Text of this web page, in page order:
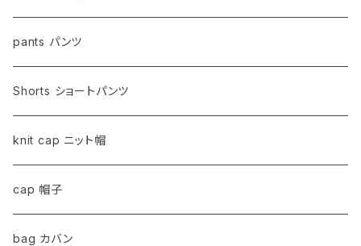
pants パンツ
Shorts ショートパンツ
knit cap ニット帽
cap 帽子
bag カバン